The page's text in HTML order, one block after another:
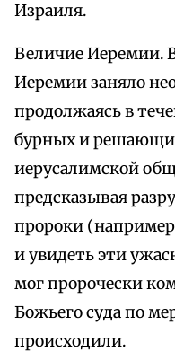
Израиля.
Величие Иеремии.
Иеремии заняло
продолжаясь в
бурных и
иерусалимской
предсказывая
пророки
и увидеть эти
мог пророчески
Божьего суда по
происходили.